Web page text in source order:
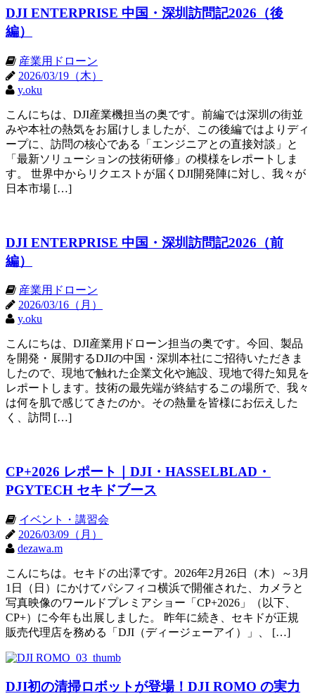
DJI ENTERPRISE 中国・深圳訪問記2026（後
編）
産業用ドローン
2026/03/19（木）
y.oku
こんにちは、DJI産業機担当の奥です。前編では深圳の街並
みや本社の熱気をお届けしましたが、この後編ではよりディ
ープに、訪問の核心である「エンジニアとの直接対談」と
「最新ソリューションの技術研修」の模様をレポートしま
す。 世界中からリクエストが届くDJI開発陣に対し、我々が
日本市場 […]
DJI ENTERPRISE 中国・深圳訪問記2026（前
編）
産業用ドローン
2026/03/16（月）
y.oku
こんにちは、DJI産業用ドローン担当の奥です。今回、製品
を開発・展開するDJIの中国・深圳本社にご招待いただきま
したので、現地で触れた企業文化や施設、現地で得た知見を
レポートします。技術の最先端が終結するこの場所で、我々
は何を肌で感じてきたのか。その熱量を皆様にお伝えした
く、訪問 […]
CP+2026 レポート｜DJI・HASSELBLAD・
PGYTECH セキドブース
イベント・講習会
2026/03/09（月）
dezawa.m
こんにちは。セキドの出澤です。2026年2月26日（木）～3月
1日（日）にかけてパシフィコ横浜で開催された、カメラと
写真映像のワールドプレミアショー「CP+2026」（以下、
CP+）に今年も出展しました。 昨年に続き、セキドが正規
販売代理店を務める「DJI（ディージェーアイ）」、 […]
DJI初の清掃ロボットが登場！DJI ROMO の実力